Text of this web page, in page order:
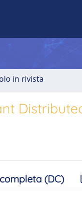
in rivista
(DC)